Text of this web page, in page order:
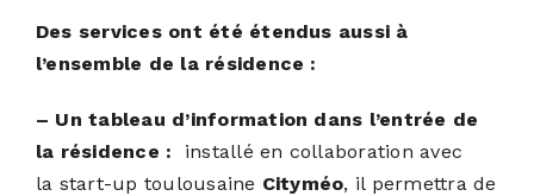
Des services ont été étendus aussi à
l’ensemble de la résidence :
– Un tableau d’information dans l’entrée de
la résidence : installé en collaboration avec
la start-up toulousaine Cityméo, il permettra de